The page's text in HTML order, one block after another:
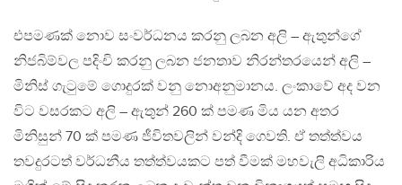
එපමණක් නොව සංවර්ධනය කරනු ලබන අලි – ඇතුන්ගේ
නිජබිම්වල පදිංචි කරනු ලබන ජනතාව නිරන්තරයෙන් අලි –
මිනිස් ගැටුමේ ගොදුරක් වනු නොඅනුමානය. ලංකාවේ අද වන
විට වසරකට අලි – ඇතුන් 260 ක් පමණ මිය යන අතර
මිනිසුන් 70 ක් පමණ ජීවිතවලින් වන්දි ගෙවති. ඒ තත්ත්වය
තවදුරටත් වර්ධනීය තත්ත්වයකට පත් වීමක් මහවැලි අධිකාරිය